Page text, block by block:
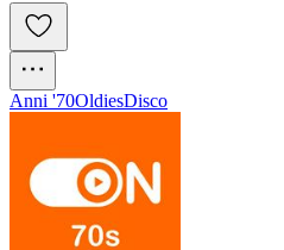
Anni '70OldiesDisco